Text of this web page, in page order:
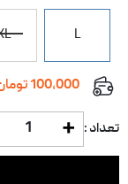
L
100,000 تومان تخفیف با کد معرف
تعداد : 1